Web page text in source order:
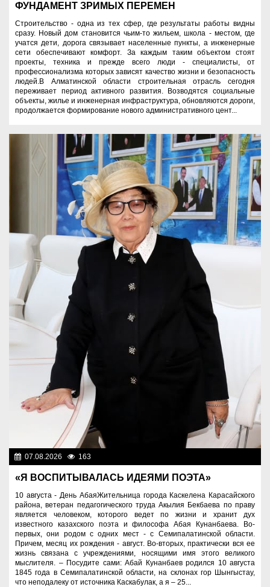
ФУНДАМЕНТ ЗРИМЫХ ПЕРЕМЕН
Строительство - одна из тех сфер, где результаты работы видны
сразу. Новый дом становится чьим-то жильем, школа - местом, где
учатся дети, дорога связывает населенные пункты, а инженерные
сети обеспечивают комфорт. За каждым таким объектом стоят
проекты, техника и прежде всего люди - специалисты, от
профессионализма которых зависят качество жизни и безопасность
людей.В Алматинской области строительная отрасль сегодня
переживает период активного развития. Возводятся социальные
объекты, жилье и инженерная инфраструктура, обновляются дороги,
продолжается формирование нового административного цент...
07.08.2026 163
«Я ВОСПИТЫВАЛАСЬ ИДЕЯМИ ПОЭТА»
10 августа - День АбаяЖительница города Каскелена Карасайского
района, ветеран педагогического труда Акылия Бекбаева по праву
является человеком, которого ведет по жизни и хранит дух
известного казахского поэта и философа Абая Кунанбаева. Во-
первых, они родом с одних мест - с Семипалатинской области.
Причем, месяц их рождения - август. Во-вторых, практически вся ее
жизнь связана с учреждениями, носящими имя этого великого
мыслителя. – Посудите сами: Абай Кунанбаев родился 10 августа
1845 года в Семипалатинской области, на склонах гор Шынгыстау,
что неподалеку от источника Каскабулак, а я – 25...